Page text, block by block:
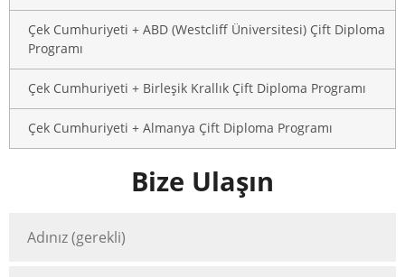
Çek Cumhuriyeti + ABD (Westcliff Üniversitesi) Çift Diploma
Programı
Çek Cumhuriyeti + Birleşik Krallık Çift Diploma Programı
Çek Cumhuriyeti + Almanya Çift Diploma Programı
Bize Ulaşın